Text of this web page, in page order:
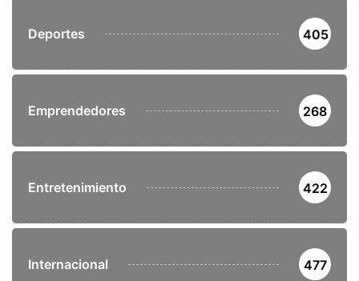
Deportes 405
Emprendedores 268
Entretenimiento 422
Internacional 477